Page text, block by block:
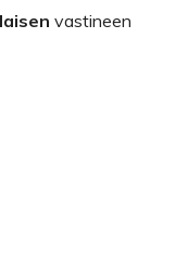
vastineen